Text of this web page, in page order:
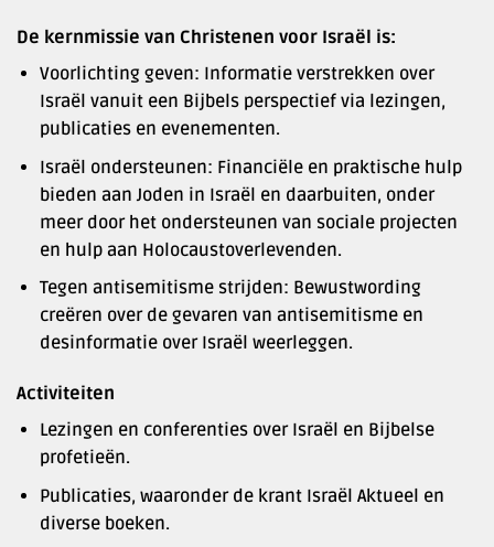
De kernmissie van Christenen voor Israël is:
Voorlichting geven: Informatie verstrekken over
Israël vanuit een Bijbels perspectief via lezingen,
publicaties en evenementen.
Israël ondersteunen: Financiële en praktische hulp
bieden aan Joden in Israël en daarbuiten, onder
meer door het ondersteunen van sociale projecten
en hulp aan Holocaustoverlevenden.
Tegen antisemitisme strijden: Bewustwording
creëren over de gevaren van antisemitisme en
desinformatie over Israël weerleggen.
Activiteiten
Lezingen en conferenties over Israël en Bijbelse
profetieën.
Publicaties, waaronder de krant Israël Aktueel en
diverse boeken.